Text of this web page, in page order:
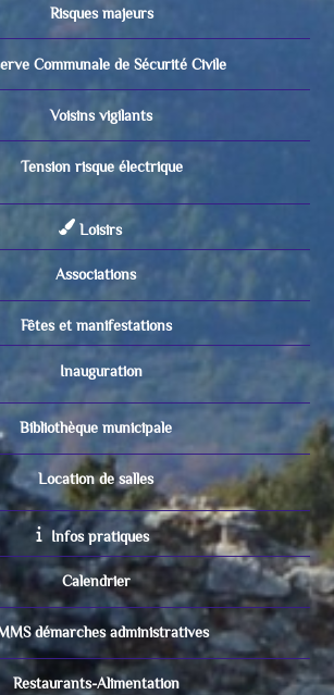
Risques majeurs
Communale de Sécurité Civile
Voisins vigilants
Tension risque électrique
Loisirs
Associations
Fêtes et manifestations
Inauguration
Bibliothèque municipale
Location de salles
Infos pratiques
Calendrier
démarches administratives
Restaurants-Alimentation